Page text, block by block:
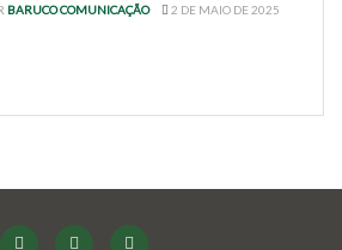
BARUCO COMUNICAÇÃO
2 DE MAIO DE 2025